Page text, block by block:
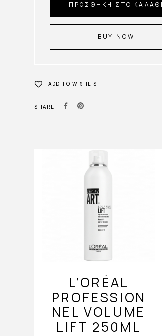
ΠΡΟΣΘΉΚΗ ΣΤΟ ΚΑΛΆΘΙ
BUY NOW
ADD TO WISHLIST
SHARE
L’ORÉAL
PROFESSION
NEL VOLUME
LIFT 250ML